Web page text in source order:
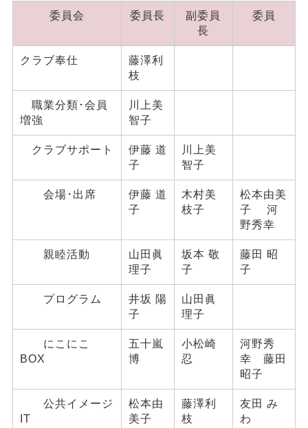
委員会 委員長
副委員
長
委員
クラブ奉仕
藤澤利
枝
職業分類･会員
増強
川上美
智子
クラブサポート
伊藤 道
子
川上美
智子
会場･出席
伊藤 道
子
木村美
枝子
松本由美
子 河
野秀幸
親睦活動
山田眞
理子
坂本 敬
子
藤田 昭
子
プログラム
井坂 陽
子
山田眞
理子
にこにこ
BOX
五十嵐
博
小松崎
忍
河野秀
幸 藤田
昭子
公共イメージ
IT
松本由
美子
藤澤利
枝
友田 み
わ